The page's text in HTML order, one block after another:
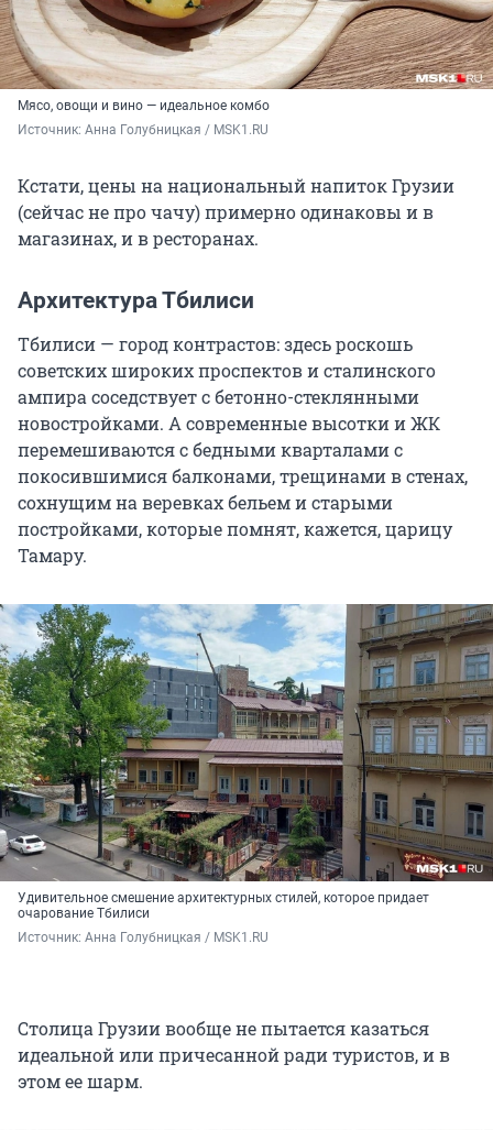
Мясо, овощи и вино — идеальное комбо
Источник: Анна Голубницкая / MSK1.RU
Кстати, цены на национальный напиток Грузии
(сейчас не про чачу) примерно одинаковы и в
магазинах, и в ресторанах.
Архитектура Тбилиси
Тбилиси — город контрастов: здесь роскошь
советских широких проспектов и сталинского
ампира соседствует с бетонно-стеклянными
новостройками. А современные высотки и ЖК
перемешиваются с бедными кварталами с
покосившимися балконами, трещинами в стенах,
сохнущим на веревках бельем и старыми
постройками, которые помнят, кажется, царицу
Тамару.
Удивительное смешение архитектурных стилей, которое придает
очарование Тбилиси
Источник: Анна Голубницкая / MSK1.RU
Столица Грузии вообще не пытается казаться
идеальной или причесанной ради туристов, и в
этом ее шарм.